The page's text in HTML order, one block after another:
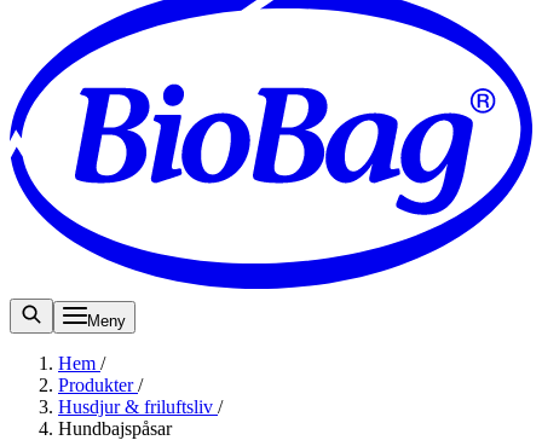
Meny
Hem /
Produkter/
Husdjur & friluftsliv /
Hundbajspåsar